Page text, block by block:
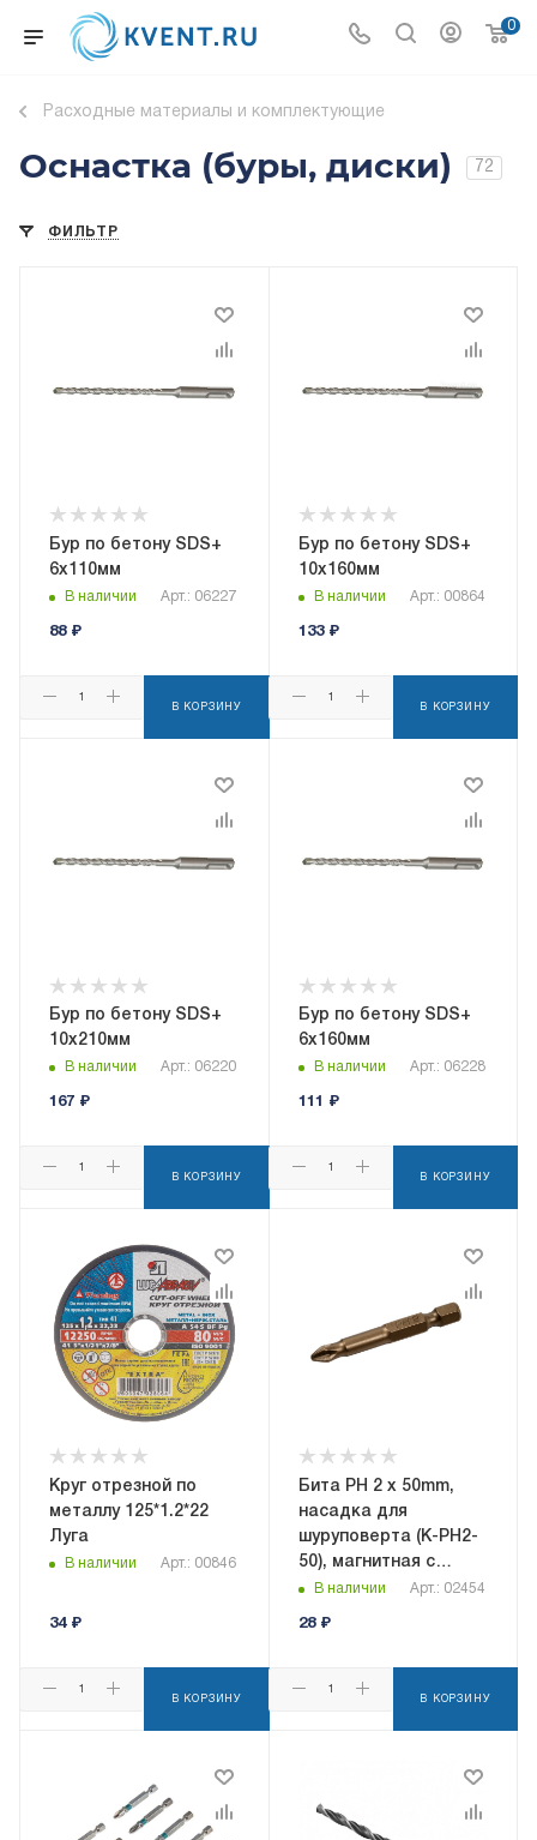
0
Расходные материалы и комплектующие
Оснастка (буры, диски) 72
ФИЛЬТР
Бур по бетону SDS+
6х110мм
В наличии Арт.: 06227
88₽
В КОРЗИНУ
Бур по бетону SDS+
10х160мм
В наличии Арт.: 00864
133₽
В КОРЗИНУ
Бур по бетону SDS+
10х210мм
В наличии Арт.: 06220
167 ₽
В КОРЗИНУ
Бур по бетону SDS+
6х160мм
В наличии Арт.: 06228
111 ₽
В КОРЗИНУ
Круг отрезной по
металлу 125*1.2*22
Луга
В наличии Арт.: 00846
34₽
В КОРЗИНУ
Бита PH 2 х 50mm,
насадка для
шуруповерта (K-PH2-
50), магнитная с
насечкой
В наличии Арт.: 02454
28₽
В КОРЗИНУ